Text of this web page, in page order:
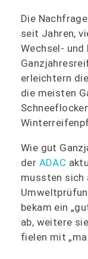
Die
seit Jahren,
Wechsel-
erleichtern
die meisten
Wie gut
der ADAC
mussten sich
bekam ein
ab, weitere
fielen mit